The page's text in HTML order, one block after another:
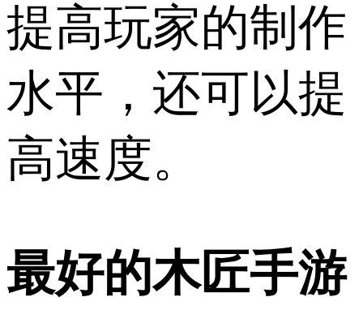
提高玩家的制作
水平，还可以提
高速度。
最好的木匠手游